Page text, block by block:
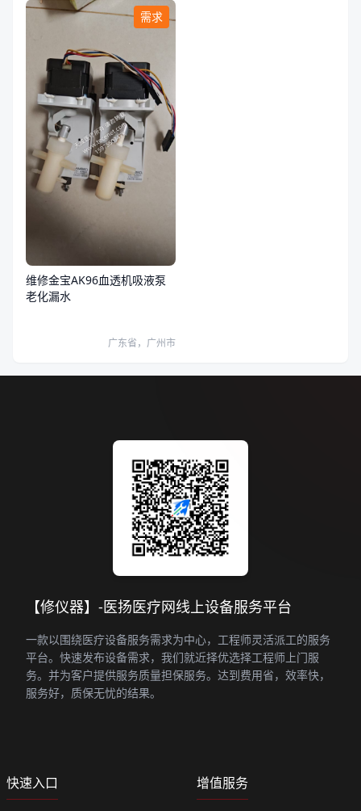
需求
维修金宝AK96血透机吸液泵
老化漏水
广东省，广州市
【修仪器】-医扬医疗网线上设备服务平台
一款以围绕医疗设备服务需求为中心，工程师灵活派工的服务
平台。快速发布设备需求，我们就近择优选择工程师上门服
务。并为客户提供服务质量担保服务。达到费用省，效率快，
服务好，质保无忧的结果。
快速入口 增值服务